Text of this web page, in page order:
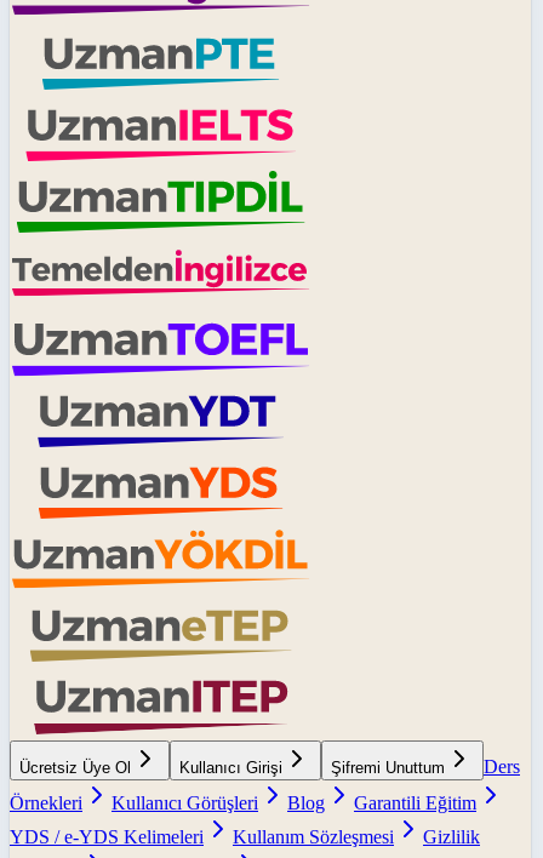
Ücretsiz Üye Ol Kullanıcı Girişi Şifremi Unuttum
Ders
Örnekleri
Kullanıcı Görüşleri Blog
Garantili Eğitim
YDS / e-YDS Kelimeleri
Kullanım Sözleşmesi
Gizlilik